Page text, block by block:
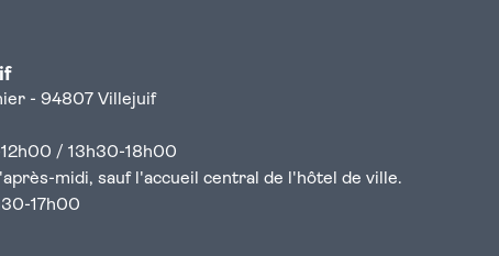
- 94807 Villejuif
/ 13h30-18h00
midi, sauf l'accueil central de l'hôtel de ville.
17h00